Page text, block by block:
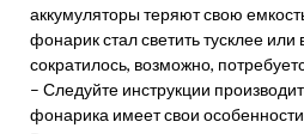
аккумуляторы теряют свою
фонарик стал светить тусклее
сократилось, возможно,
– Следуйте инструкции
фонарика имеет свои